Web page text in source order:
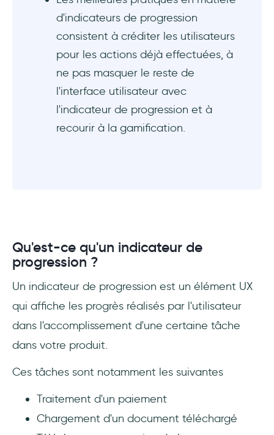
d'indicateurs de progression
consistent à créditer les utilisateurs
pour les actions déjà effectuées, à
ne pas masquer le reste de
l'interface utilisateur avec
l'indicateur de progression et à
recourir à la gamification.
Qu'est-ce qu'un indicateur de
progression ?
Un indicateur de progression est un élément UX
qui affiche les progrès réalisés par l'utilisateur
dans l'accomplissement d'une certaine tâche
dans votre produit.
Ces tâches sont notamment les suivantes
Traitement d'un paiement
Chargement d'un document téléchargé